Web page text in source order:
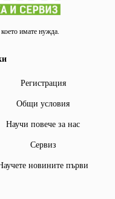
имате нужда.
Регистрация
Общи условия
Научи повече за нас
Сервиз
новините първи